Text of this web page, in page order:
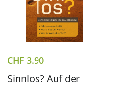
CHF 3.90
Sinnlos? Auf der